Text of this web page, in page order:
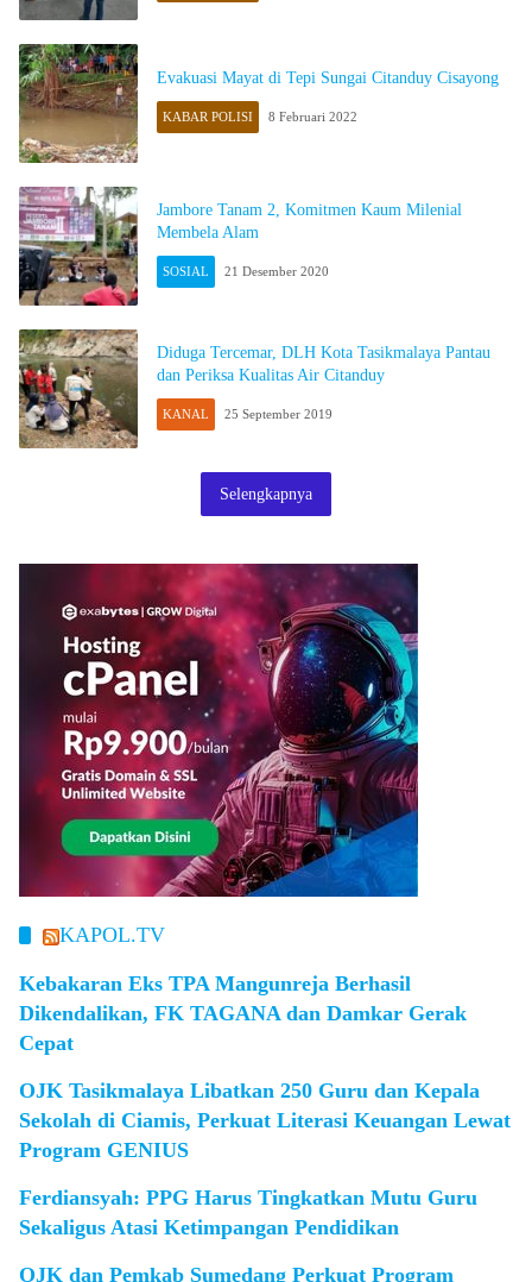
Evakuasi Mayat di Tepi Sungai Citanduy Cisayong
KABAR POLISI 8 Februari 2022
Jambore Tanam 2, Komitmen Kaum Milenial
Membela Alam
SOSIAL 21 Desember 2020
Diduga Tercemar, DLH Kota Tasikmalaya Pantau
dan Periksa Kualitas Air Citanduy
KANAL 25 September 2019
Selengkapnya
KAPOL.TV
Kebakaran Eks TPA Mangunreja Berhasil
Dikendalikan, FK TAGANA dan Damkar Gerak
Cepat
OJK Tasikmalaya Libatkan 250 Guru dan Kepala
Sekolah di Ciamis, Perkuat Literasi Keuangan Lewat
Program GENIUS
Ferdiansyah: PPG Harus Tingkatkan Mutu Guru
Sekaligus Atasi Ketimpangan Pendidikan
OJK dan Pemkab Sumedang Perkuat Program